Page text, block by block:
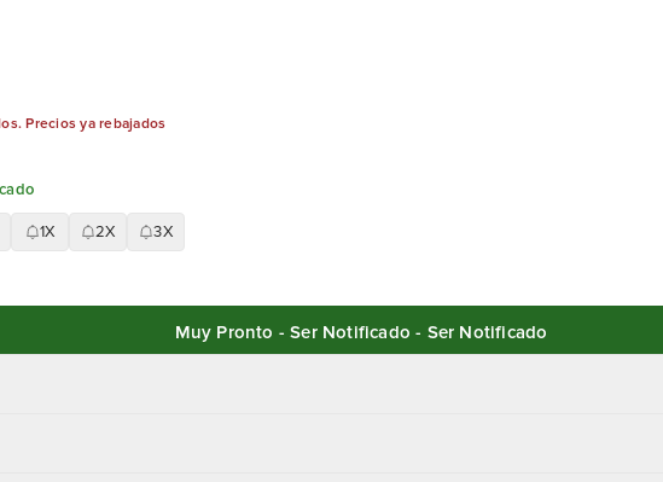
Precios ya rebajados
1X 2X 3X
Muy Pronto - Ser Notificado - Ser Notificado